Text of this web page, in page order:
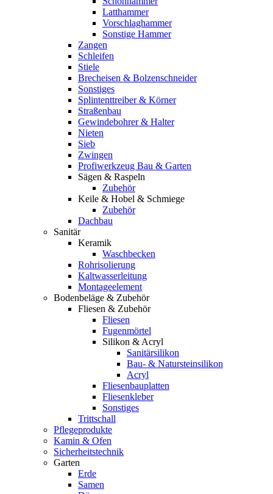
Latthammer
Vorschlaghammer
Sonstige Hammer
Zangen
Schleifen
Stiele
Brecheisen & Bolzenschneider
Sonstiges
Splintenttreiber & Körner
Straßenbau
Gewindebohrer & Halter
Nieten
Sieb
Zwingen
Profiwerkzeug Bau & Garten
Sägen & Raspeln
Zubehör
Keile & Hobel & Schmiege
Zubehör
Dachbau
Sanitär
Keramik
Waschbecken
Rohrisolierung
Kaltwasserleitung
Montageelement
Bodenbeläge & Zubehör
Fliesen & Zubehör
Fliesen
Fugenmörtel
Silikon & Acryl
Sanitärsilikon
Bau- & Natursteinsilikon
Acryl
Fliesenbauplatten
Fliesenkleber
Sonstiges
Trittschall
Pflegeprodukte
Kamin & Ofen
Sicherheitstechnik
Garten
Erde
Samen